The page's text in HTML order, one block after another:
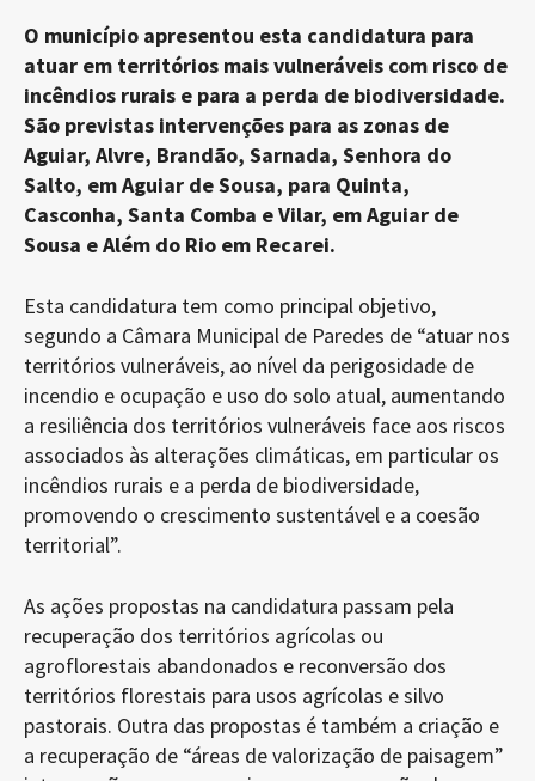
O município apresentou esta candidatura para
atuar em territórios mais vulneráveis com risco de
incêndios rurais e para a perda de biodiversidade.
São previstas intervenções para as zonas de
Aguiar, Alvre, Brandão, Sarnada, Senhora do
Salto, em Aguiar de Sousa, para Quinta,
Casconha, Santa Comba e Vilar, em Aguiar de
Sousa e Além do Rio em Recarei.
Esta candidatura tem como principal objetivo,
segundo a Câmara Municipal de Paredes de “atuar nos
territórios vulneráveis, ao nível da perigosidade de
incendio e ocupação e uso do solo atual, aumentando
a resiliência dos territórios vulneráveis face aos riscos
associados às alterações climáticas, em particular os
incêndios rurais e a perda de biodiversidade,
promovendo o crescimento sustentável e a coesão
territorial”.
As ações propostas na candidatura passam pela
recuperação dos territórios agrícolas ou
agroflorestais abandonados e reconversão dos
territórios florestais para usos agrícolas e silvo
pastorais. Outra das propostas é também a criação e
a recuperação de “áreas de valorização de paisagem”